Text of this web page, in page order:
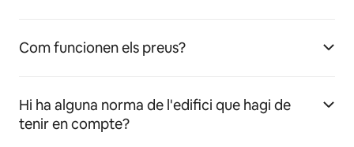
Com funcionen els preus?
Hi ha alguna norma de l'edifici que hagi de
tenir en compte?